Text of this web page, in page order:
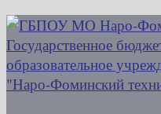
Перейти
к
содержимому